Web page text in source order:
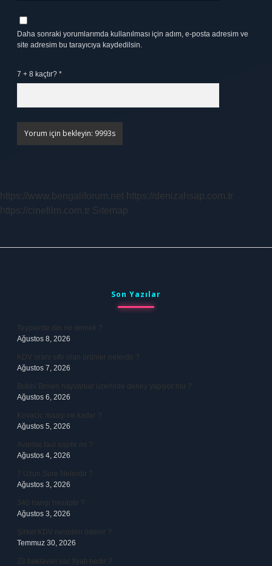
Daha sonraki yorumlarımda kullanılması için adım, e-posta adresim ve
site adresim bu tarayıcıya kaydedilsin.
7 + 8 kaçtır? *
https://www.bengaliforum.net https://denizahsap.com.tr
https://cinefilm.com.tr Sitemap
Son Yazılar
Teyplerde din ne demek ?
Ağustos 8, 2026
KDV oranı sıfır olan ürünler nelerdir ?
Ağustos 7, 2026
Bobbi Brown hayvanlar üzerinde deney yapıyor mu ?
Ağustos 6, 2026
Kovacic maaşı ne kadar ?
Ağustos 5, 2026
Avantaj faul sayılır mı ?
Ağustos 4, 2026
7 Uzun Sure Nelerdir ?
Ağustos 3, 2026
340 hangi hesaptır ?
Ağustos 3, 2026
Şirket KDV nereden ödenir ?
Temmuz 30, 2026
23 baklavalı sac fiyatı nedir ?